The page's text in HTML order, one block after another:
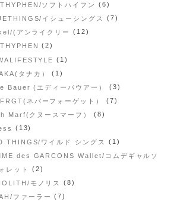
ソフトハイフン (6)
イシューシングス (7)
(アンライクリー (12)
(2)
(1)
タナカ） (1)
Bauer (エディーバウアー） (3)
ネバーフォーゲット） (7)
Marf(クヌースマーフ） (8)
(13)
THINGS/ワイルド シングス (1)
des GARCONS Wallet/コムデギャルソ
レット
(2)
モノリス (8)
ファーラー (7)